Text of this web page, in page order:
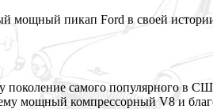
мощный пикап Ford в своей
поколение самого популярного в
мощный компрессорный V8 и